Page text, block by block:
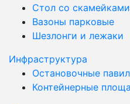
Стол со
Вазоны парковые
Шезлонги и лежаки
Инфраструктура
Остановочные
Контейнерные